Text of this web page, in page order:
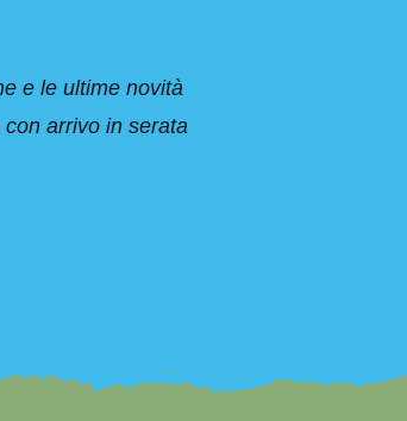
e le ultime novità
arrivo in serata